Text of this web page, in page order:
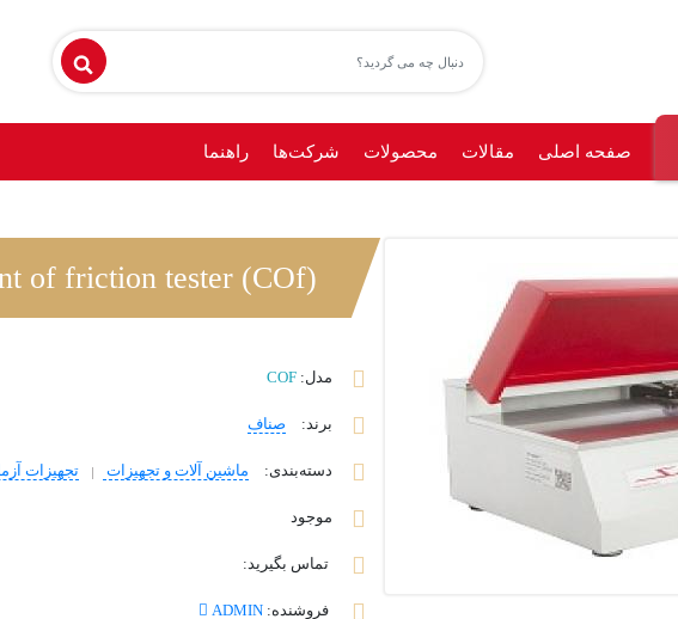
صفحه اصلی مقالات محصولات شرکت‌ها راهنما
(COefficient of friction tester (COf
مدل: COF
برند: صناف
دسته‌بندی: ماشین آلات و تجهیزات تجهیزات
موجود
تماس بگیرید:
فروشنده: ADMIN